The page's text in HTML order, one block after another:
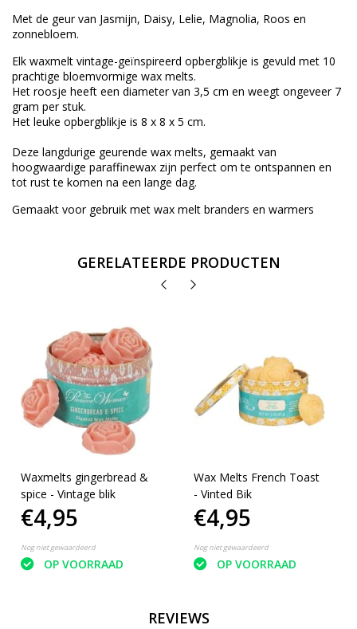
Met de geur van Jasmijn, Daisy, Lelie, Magnolia, Roos en
zonnebloem.
Elk waxmelt vintage-geïnspireerd opbergblikje is gevuld met 10
prachtige bloemvormige wax melts.
Het roosje heeft een diameter van 3,5 cm en weegt ongeveer 7
gram per stuk.
Het leuke opbergblikje is 8 x 8 x 5 cm.
Deze langdurige geurende wax melts, gemaakt van
hoogwaardige paraffinewax zijn perfect om te ontspannen en
tot rust te komen na een lange dag.
Gemaakt voor gebruik met wax melt branders en warmers
GERELATEERDE PRODUCTEN
Waxmelts gingerbread &
spice - Vintage blik
€4,95
Nog niet gewaardeerd
OP VOORRAAD
Wax Melts French Toast
- Vinted Bik
€4,95
Nog niet gewaardeerd
OP VOORRAAD
REVIEWS